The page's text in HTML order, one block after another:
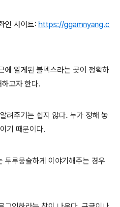
인 사이트: https://ggamnyang.c
에 알게된 블덱스라는 곳이 정확하
고자 한다.
려주기는 쉽지 않다. 누가 정해 놓
기 때문이다.
두루뭉술하게 이야기해주는 경우